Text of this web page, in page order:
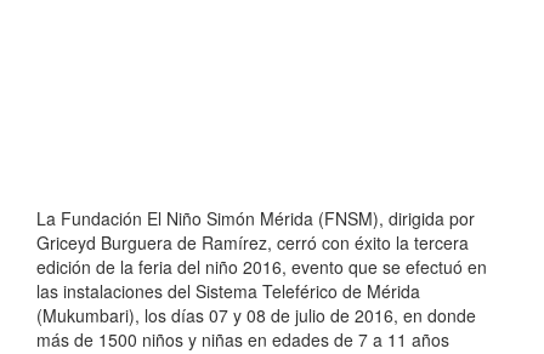
La Fundación El Niño Simón Mérida (FNSM), dirigida por
Griceyd Burguera de Ramírez, cerró con éxito la tercera
edición de la feria del niño 2016, evento que se efectuó en
las instalaciones del Sistema Teleférico de Mérida
(Mukumbari), los días 07 y 08 de julio de 2016, en donde
más de 1500 niños y niñas en edades de 7 a 11 años